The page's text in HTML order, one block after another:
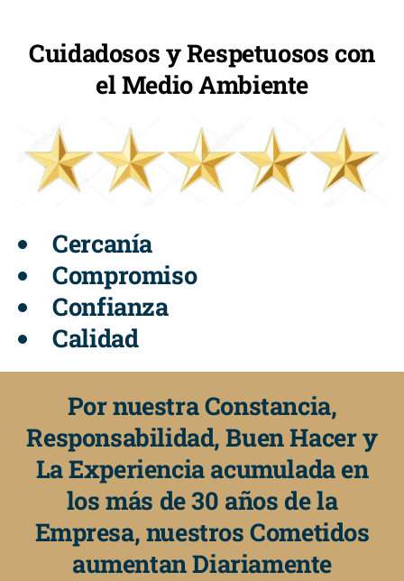
Cuidadosos y Respetuosos con
el Medio Ambiente
Cercanía
Compromiso
Confianza
Calidad
Por nuestra Constancia,
Responsabilidad, Buen Hacer y
La Experiencia acumulada en
los más de 30 años de la
Empresa, nuestros Cometidos
aumentan Diariamente